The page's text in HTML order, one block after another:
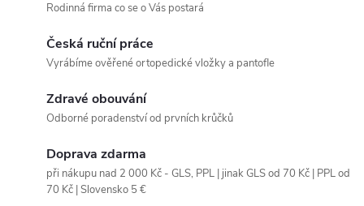
Rodinná firma co se o Vás postará
Česká ruční práce
Vyrábíme ověřené ortopedické vložky a pantofle
Zdravé obouvání
Odborné poradenství od prvních krůčků
Doprava zdarma
při nákupu nad 2 000 Kč - GLS, PPL | jinak GLS od 70 Kč | PPL od
70 Kč | Slovensko 5 €